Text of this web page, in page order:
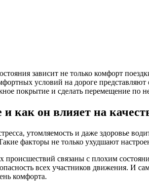
зависит не только комфорт
условий на дороге
покрытие и сделать перемещение по
как он влияет на
утомляемость и даже здоровье
факторы не только ухудшают
происшествий связаны с плохим
всех участников движения. И
комфорта.